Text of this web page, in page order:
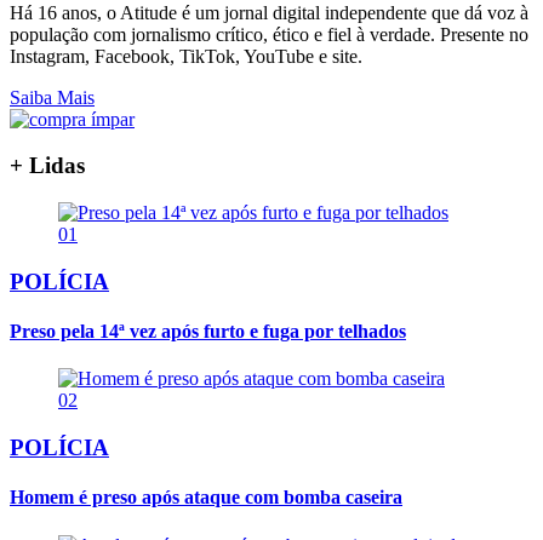
Há 16 anos, o Atitude é um jornal digital independente que dá voz à
população com jornalismo crítico, ético e fiel à verdade. Presente no
Instagram, Facebook, TikTok, YouTube e site.
Saiba Mais
+ Lidas
01
POLÍCIA
Preso pela 14ª vez após furto e fuga por telhados
02
POLÍCIA
Homem é preso após ataque com bomba caseira